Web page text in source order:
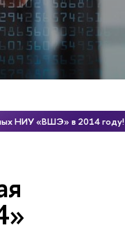
НИУ «ВШЭ» в 2014 году!